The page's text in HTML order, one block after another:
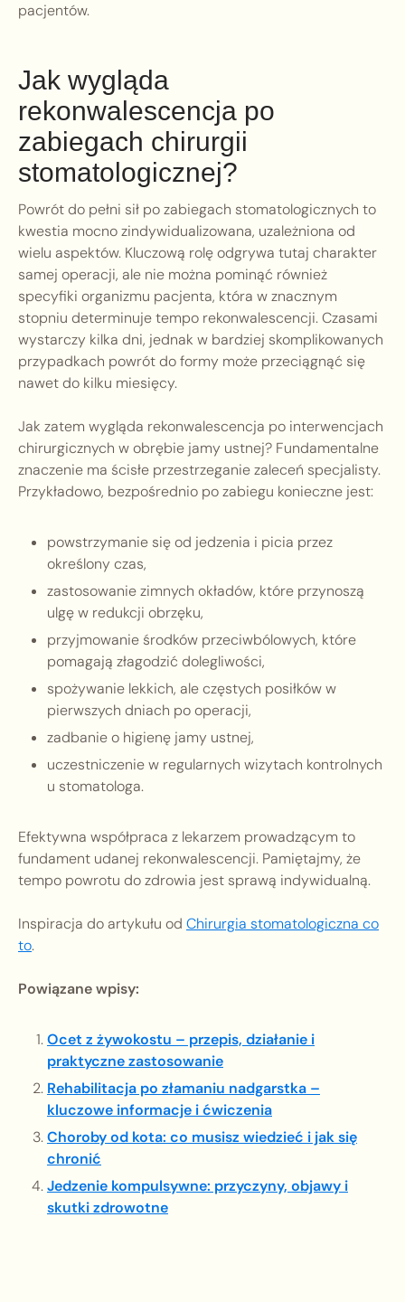
pacjentów.
Jak wygląda
rekonwalescencja po
zabiegach chirurgii
stomatologicznej?
Powrót do pełni sił po zabiegach stomatologicznych to
kwestia mocno zindywidualizowana, uzależniona od
wielu aspektów. Kluczową rolę odgrywa tutaj charakter
samej operacji, ale nie można pominąć również
specyfiki organizmu pacjenta, która w znacznym
stopniu determinuje tempo rekonwalescencji. Czasami
wystarczy kilka dni, jednak w bardziej skomplikowanych
przypadkach powrót do formy może przeciągnąć się
nawet do kilku miesięcy.
Jak zatem wygląda rekonwalescencja po interwencjach
chirurgicznych w obrębie jamy ustnej? Fundamentalne
znaczenie ma ścisłe przestrzeganie zaleceń specjalisty.
Przykładowo, bezpośrednio po zabiegu konieczne jest:
powstrzymanie się od jedzenia i picia przez
określony czas,
zastosowanie zimnych okładów, które przynoszą
ulgę w redukcji obrzęku,
przyjmowanie środków przeciwbólowych, które
pomagają złagodzić dolegliwości,
spożywanie lekkich, ale częstych posiłków w
pierwszych dniach po operacji,
zadbanie o higienę jamy ustnej,
uczestniczenie w regularnych wizytach kontrolnych
u stomatologa.
Efektywna współpraca z lekarzem prowadzącym to
fundament udanej rekonwalescencji. Pamiętajmy, że
tempo powrotu do zdrowia jest sprawą indywidualną.
Inspiracja do artykułu od Chirurgia stomatologiczna co
to.
Powiązane wpisy:
Ocet z żywokostu – przepis, działanie i
praktyczne zastosowanie
Rehabilitacja po złamaniu nadgarstka –
kluczowe informacje i ćwiczenia
Choroby od kota: co musisz wiedzieć i jak się
chronić
Jedzenie kompulsywne: przyczyny, objawy i
skutki zdrowotne